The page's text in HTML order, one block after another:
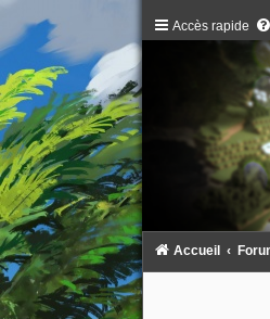
Accès rapide
Accueil